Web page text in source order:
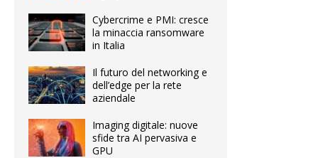
Cybercrime e PMI: cresce
la minaccia ransomware
in Italia
Il futuro del networking e
dell’edge per la rete
aziendale
Imaging digitale: nuove
sfide tra AI pervasiva e
GPU